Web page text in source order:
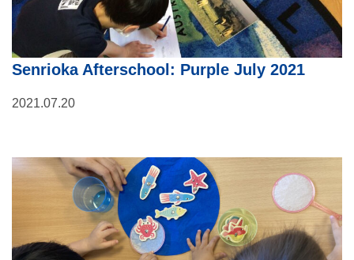
Senrioka Afterschool: Purple July 2021
2021.07.20